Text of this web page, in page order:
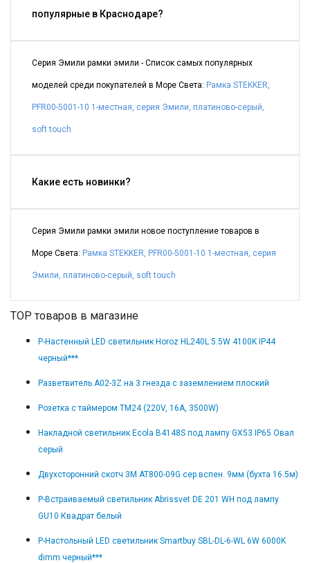
популярные в Краснодаре?
Серия Эмили рамки эмили - Список самых популярных
моделей среди покупателей в Море Света: Рамка STEKKER,
PFR00-5001-10 1-местная, серия Эмили, платиново-серый,
soft touch
Какие есть новинки?
Серия Эмили рамки эмили новое поступление товаров в
Море Света: Рамка STEKKER, PFR00-5001-10 1-местная, серия
Эмили, платиново-серый, soft touch
TOP товаров в магазине
Р-Настенный LED светильник Horoz HL240L 5.5W 4100K IP44
черный***
Разветвитель A02-3Z на 3 гнезда с заземлением плоский
Розетка с таймером TM24 (220V, 16A, 3500W)
Накладной светильник Ecola B4148S под лампу GX53 IP65 Овал
серый
Двухсторонний скотч 3М AT800-09G сер.вспен. 9мм (бухта 16.5м)
Р-Встраиваемый светильник Abrissvet DE 201 WH под лампу
GU10 Квадрат белый
Р-Настольный LED светильник Smartbuy SBL-DL-6-WL 6W 6000K
dimm черный***